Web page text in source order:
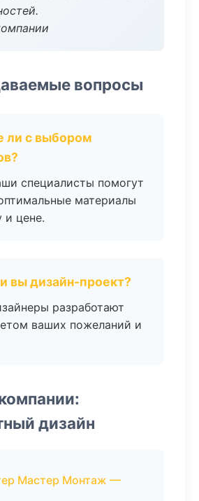
вопросы
ли с выбором
специалисты помогут
материалы
и цене.
вы дизайн-проект?
разработают
ваших пожеланий и
дизайн
Мастер Монтаж —